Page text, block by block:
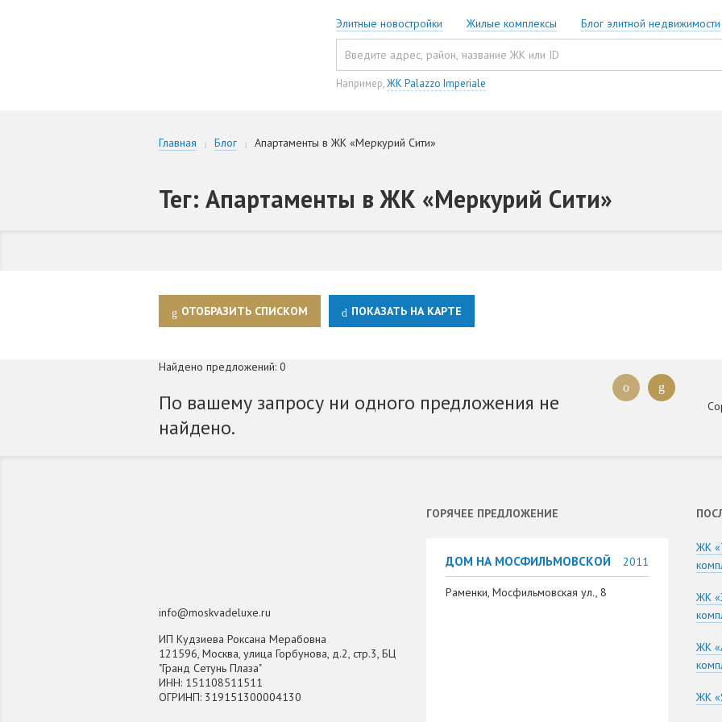
Элитные новостройки Жилые комплексы Блог элитной недвижимости
Например,ЖК Palazzo Imperiale
Главная Блог Апартаменты в ЖК «Меркурий Сити»
Тег: Апартаменты в ЖК «Меркурий Сити»
ОТОБРАЗИТЬ СПИСКОМ ПОКАЗАТЬ НА КАРТЕ
Найдено предложений: 0
По вашему запросу ни одного предложения не
найдено.
info@moskvadeluxe.ru
ИП Кудзиева Роксана Мерабовна
121596, Москва, улица Горбунова, д.2, стр.3, БЦ
"Гранд Сетунь Плаза"
ИНН: 151108511511
ОГРИНП: 319151300004130
ГОРЯЧЕЕ ПРЕДЛОЖЕНИЕ
ДОМ НА МОСФИЛЬМОВСКОЙ 2011
Раменки, Мосфильмовская ул., 8
ЖК
ЖК
ЖК
ЖК